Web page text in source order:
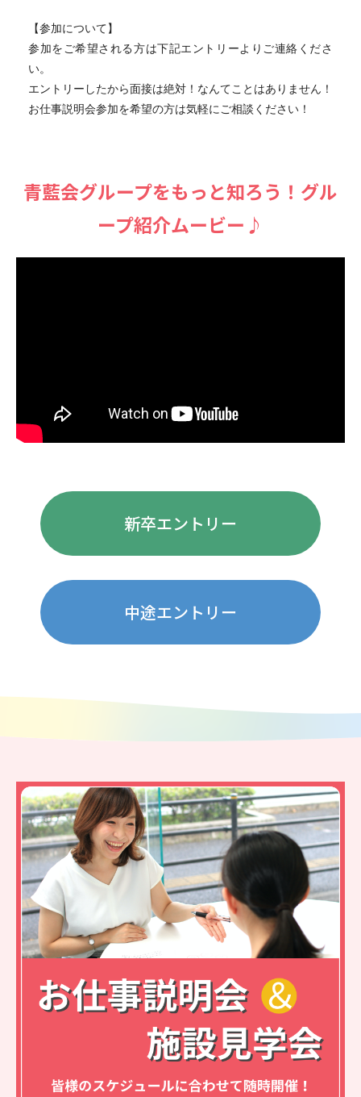
【参加について】
参加をご希望される方は下記エントリーよりご連絡くださ
い。
エントリーしたから面接は絶対！なんてことはありません！
お仕事説明会参加を希望の方は気軽にご相談ください！
⻘藍会グループをもっと知ろう！グル
ープ紹介ムービー♪